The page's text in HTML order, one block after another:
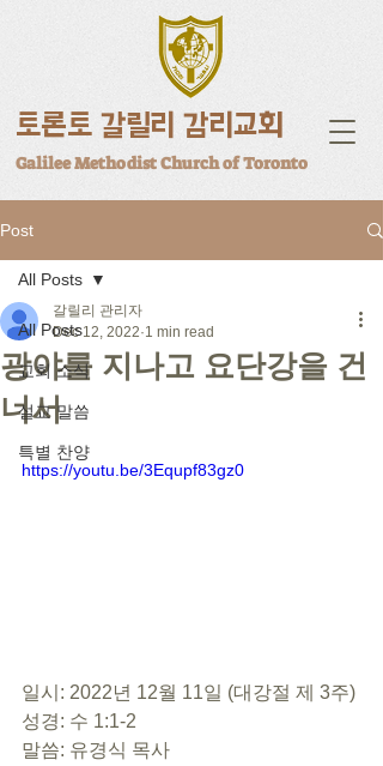
토론토 갈릴리 감리교회
Galilee Methodist Church of Toronto
Post
All Posts
교회 소식
설교 말씀
특별 찬양
All Posts
광야를 지나고 요단강을 건
너서
갈릴리 관리자
Dec 12, 2022 1 min read
https://youtu.be/3Equpf83gz0
일시: 2022년 12월 11일 (대강절 제 3주)
성경: 수 1:1-2
말씀: 유경식 목사